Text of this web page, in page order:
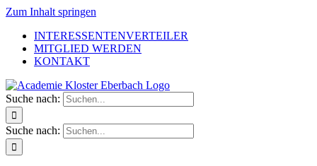
Zum Inhalt springen
INTERESSENTENVERTEILER
MITGLIED WERDEN
KONTAKT
Suche nach:
Suche nach: